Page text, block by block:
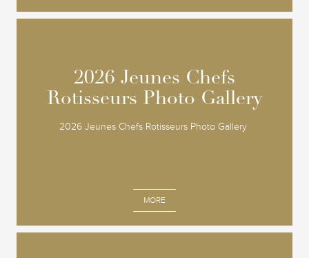
2026 Jeunes Chefs
Rotisseurs Photo Gallery
2026 Jeunes Chefs Rotisseurs Photo Gallery
MORE
2026 Jeunes Chefs
Rotisseurs Photo Gallery